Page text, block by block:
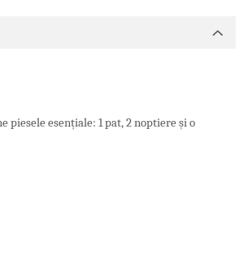
esențiale: 1 pat, 2 noptiere și o